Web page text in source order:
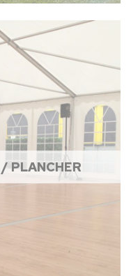
PLANCHER